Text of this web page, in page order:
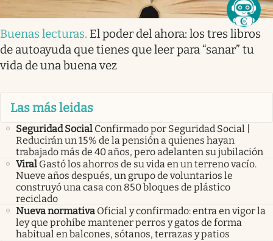
Buenas lecturas. El poder del ahora: los tres libros
de autoayuda que tienes que leer para “sanar” tu
vida de una buena vez
Las más leidas
Seguridad Social Confirmado por Seguridad Social |
Reducirán un 15% de la pensión a quienes hayan
trabajado más de 40 años, pero adelanten su jubilación
Viral Gastó los ahorros de su vida en un terreno vacío.
Nueve años después, un grupo de voluntarios le
construyó una casa con 850 bloques de plástico
reciclado
Nueva normativa Oficial y confirmado: entra en vigor la
ley que prohíbe mantener perros y gatos de forma
habitual en balcones, sótanos, terrazas y patios